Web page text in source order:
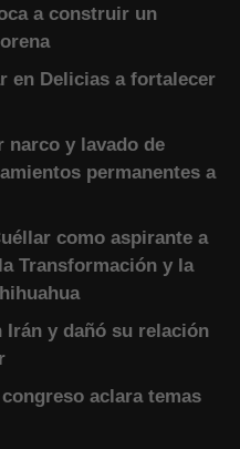
a construir un
en Delicias a fortalecer
narco y lavado de
permanentes a
como aspirante a
Transformación y la
Irán y dañó su relación
aclara temas